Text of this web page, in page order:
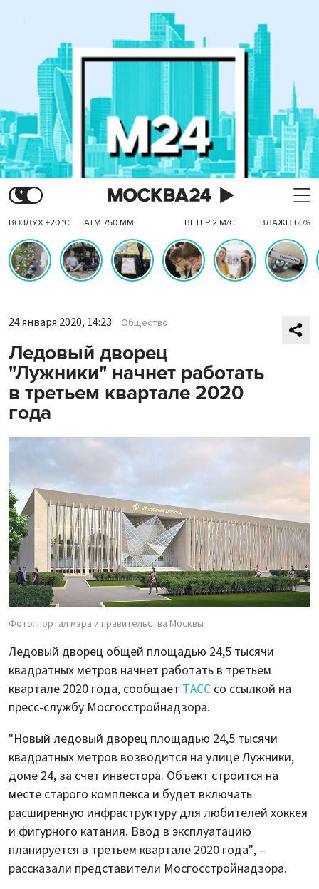
ВОЗДУХ +20 °C АТМ 750 ММ ВЕТЕР 2 М/С ВЛАЖН 60%
24 января 2020, 14:23 Общество
Ледовый дворец
"Лужники" начнет работать
в третьем квартале 2020
года
Фото: портал мэра и правительства Москвы
Ледовый дворец общей площадью 24,5 тысячи
квадратных метров начнет работать в третьем
квартале 2020 года, сообщает ТАСС со ссылкой на
пресс-службу Мосгосстройнадзора.
"Новый ледовый дворец площадью 24,5 тысячи
квадратных метров возводится на улице Лужники,
доме 24, за счет инвестора. Объект строится на
месте старого комплекса и будет включать
расширенную инфраструктуру для любителей хоккея
и фигурного катания. Ввод в эксплуатацию
планируется в третьем квартале 2020 года", –
рассказали представители Мосгосстройнадзора.